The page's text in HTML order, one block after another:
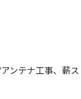
ンテナ工事、薪